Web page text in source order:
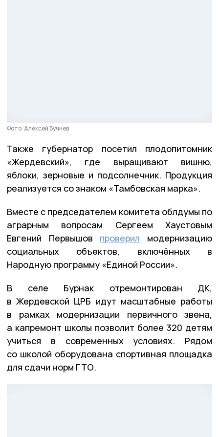
Фото: Алексей Бучнев
Также губернатор посетил плодопитомник
«Жердевский», где выращивают вишню,
яблоки, зерновые и подсолнечник. Продукция
реализуется со знаком «Тамбовская марка».
Вместе с председателем комитета облдумы по
аграрным вопросам Сергеем Хаустовым
Евгений Первышов проверил модернизацию
социальных объектов, включённых в
Народную программу «Единой России».
В селе Бурнак отремонтирован ДК,
в Жердевской ЦРБ идут масштабные работы
в рамках модернизации первичного звена,
а капремонт школы позволит более 320 детям
учиться в современных условиях. Рядом
со школой оборудована спортивная площадка
для сдачи норм ГТО.